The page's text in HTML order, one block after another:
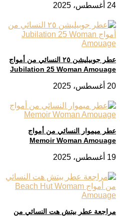
24 أغسطس، 2025
عطر جوبيليشن ٢٥ النسائي من أمواج
Jubilation 25 Woman Amouage
20 أغسطس، 2025
عطر ميموار النسائي من أمواج
Memoir Woman Amouage
19 أغسطس، 2025
مراجعة عطر بيتش هت النسائي من